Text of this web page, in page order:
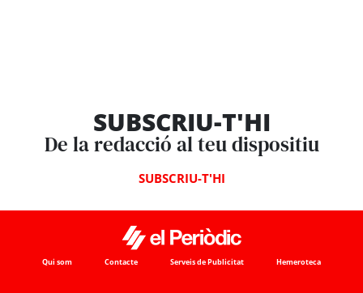
SUBSCRIU-T'HI
De la redacció al teu dispositiu
SUBSCRIU-T'HI
Qui som Contacte Serveis de Publicitat Hemeroteca